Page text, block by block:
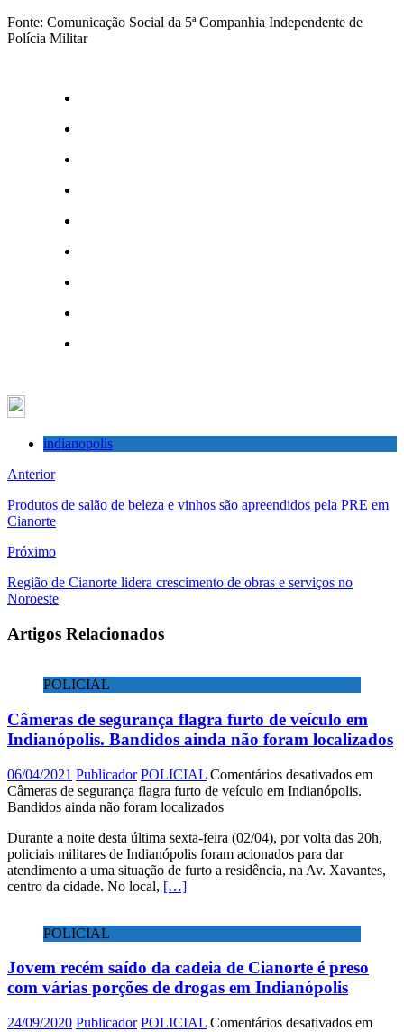
Fonte: Comunicação Social da 5ª Companhia Independente de
Polícia Militar
indianopolis
Anterior
Produtos de salão de beleza e vinhos são apreendidos pela PRE em
Cianorte
Próximo
Região de Cianorte lidera crescimento de obras e serviços no
Noroeste
Artigos Relacionados
POLICIAL
Câmeras de segurança flagra furto de veículo em
Indianópolis. Bandidos ainda não foram localizados
06/04/2021 Publicador POLICIAL Comentários desativados em
Câmeras de segurança flagra furto de veículo em Indianópolis.
Bandidos ainda não foram localizados
Durante a noite desta última sexta-feira (02/04), por volta das 20h,
policiais militares de Indianópolis foram acionados para dar
atendimento a uma situação de furto a residência, na Av. Xavantes,
centro da cidade. No local, […]
POLICIAL
Jovem recém saído da cadeia de Cianorte é preso
com várias porções de drogas em Indianópolis
24/09/2020 Publicador POLICIAL Comentários desativados em